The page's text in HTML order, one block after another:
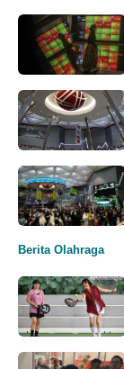
Berita Olahraga